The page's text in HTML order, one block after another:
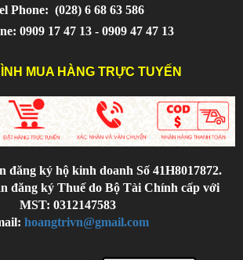
Phone: (028) 6 68 63 586
0909 17 47 13 - 0909 47 47 13
MUA HÀNG TRỰC TUYẾN
đăng ký hộ kinh doanh Số 41H8017872.
đăng ký Thuế do Bộ Tài Chính cấp với
MST: 0312147583
hoangtrivn@gmail.com